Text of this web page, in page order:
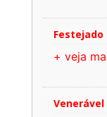
Festejado
+ veja
Venerável